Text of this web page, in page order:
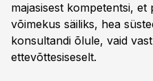
majasisest kompetentsi, et
võimekus säiliks, hea
konsultandi õlule, vaid
ettevõttesiseselt.